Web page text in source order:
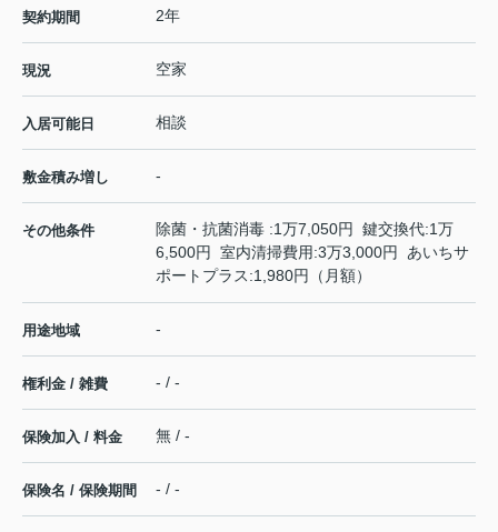
契約期間 2年
現況 空家
入居可能日 相談
敷金積み増し -
その他条件
除菌・抗菌消毒 :1万7,050円 鍵交換代:1万
6,500円 室内清掃費用:3万3,000円 あいちサ
ポートプラス:1,980円（月額）
用途地域 -
権利金 / 雑費 - / -
保険加入 / 料金 無 / -
保険名 / 保険期間 - / -